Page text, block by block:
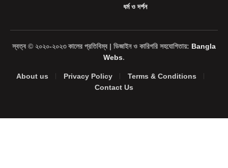
ধর্ম ও দর্শন
স্বত্ব © ২০২০-২০২৩ কালের প্রতিবিম্ব | ডিজাইন ও কারিগরি সহযোগিতায়: Bangla
Webs.
About us Privacy Policy
Terms & Conditions
Contact Us